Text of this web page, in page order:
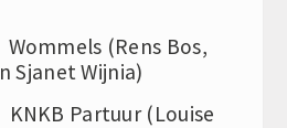
(Rens Bos,
Sjanet Wijnia)
Partuur (Louise